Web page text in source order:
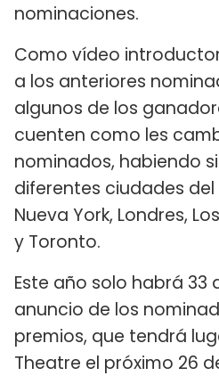
nominaciones.
Como vídeo
a los anteriores
algunos de los
cuenten como les
nominados, habiendo
diferentes ciudades del
Nueva York, Londres,
y Toronto.
Este año solo habrá 33
anuncio de los
premios, que tendrá
Theatre el próximo 26